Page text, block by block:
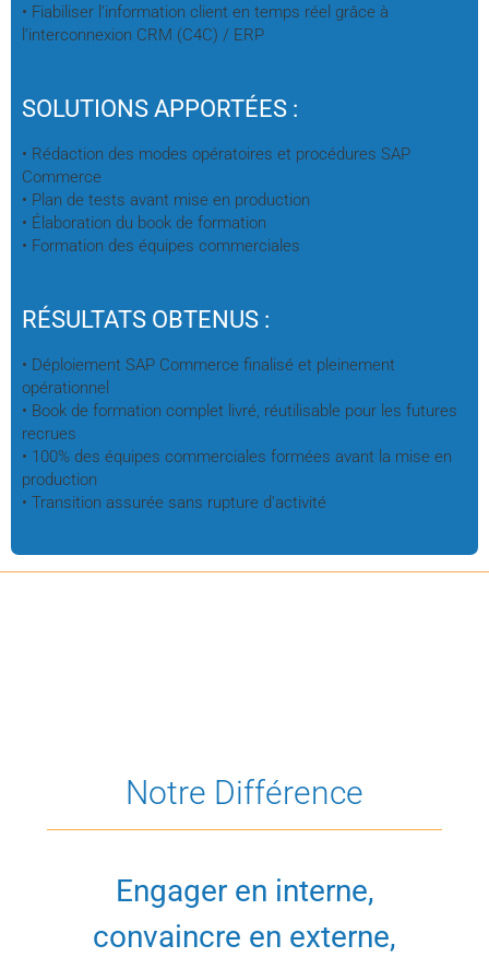
• Fiabiliser l’information client en temps réel grâce à
l’interconnexion CRM (C4C) / ERP
SOLUTIONS APPORTÉES :
• Rédaction des modes opératoires et procédures SAP
Commerce
• Plan de tests avant mise en production
• Élaboration du book de formation
• Formation des équipes commerciales
RÉSULTATS OBTENUS :
• Déploiement SAP Commerce finalisé et pleinement
opérationnel
• Book de formation complet livré, réutilisable pour les futures
recrues
• 100% des équipes commerciales formées avant la mise en
production
• Transition assurée sans rupture d’activité
Notre Différence
Engager en interne,
convaincre en externe,